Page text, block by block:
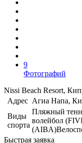
9
Фотографий
Nissi Beach Resort,
Адрес Агиа Напа,
Виды
спорта
Пляжный
волейбол
(AIBA)
Быстрая заявка